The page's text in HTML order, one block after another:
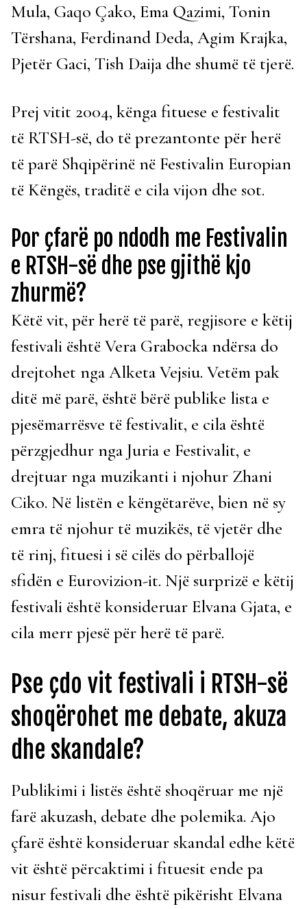
Mula, Gaqo Çako, Ema Qazimi, Tonin
Tërshana, Ferdinand Deda, Agim Krajka,
Pjetër Gaci, Tish Daija dhe shumë të tjerë.
Prej vitit 2004, kënga fituese e festivalit
të RTSH-së, do të prezantonte për herë
të parë Shqipërinë në Festivalin Europian
të Këngës, traditë e cila vijon dhe sot.
Por çfarë po ndodh me Festivalin
e RTSH-së dhe pse gjithë kjo
zhurmë?
Këtë vit, për herë të parë, regjisore e këtij
festivali është Vera Grabocka ndërsa do
drejtohet nga Alketa Vejsiu. Vetëm pak
ditë më parë, është bërë publike lista e
pjesëmarrësve të festivalit, e cila është
përzgjedhur nga Juria e Festivalit, e
drejtuar nga muzikanti i njohur Zhani
Ciko. Në listën e këngëtarëve, bien në sy
emra të njohur të muzikës, të vjetër dhe
të rinj, fituesi i së cilës do përballojë
sfidën e Eurovizion-it. Një surprizë e këtij
festivali është konsideruar Elvana Gjata, e
cila merr pjesë për herë të parë.
Pse çdo vit festivali i RTSH-së
shoqërohet me debate, akuza
dhe skandale?
Publikimi i listës është shoqëruar me një
farë akuzash, debate dhe polemika. Ajo
çfarë është konsideruar skandal edhe këtë
vit është përcaktimi i fituesit ende pa
nisur festivali dhe është pikërisht Elvana